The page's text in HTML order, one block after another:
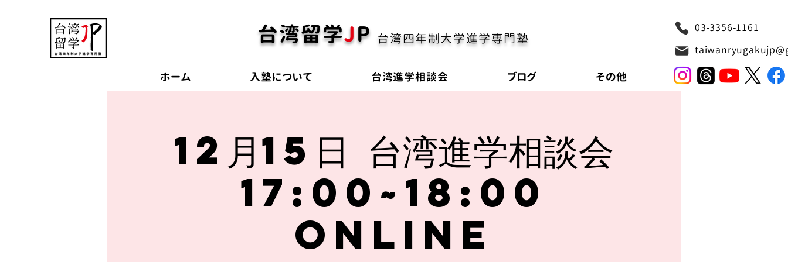
台湾留学JP 台湾四年制大学進学専門塾
ホーム 入塾について 台湾進学相談会 ブログ その他
03-3356-1161
12月15日 台湾進学相談会
17:00~18:00
online